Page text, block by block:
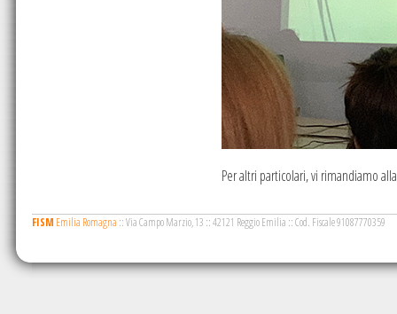
Per altri particolari, vi rimandiamo
FISM Emilia Romagna ::Via Campo Marzio, 13 ::42121 Reggio Emilia ::Cod. Fiscale 91087770359